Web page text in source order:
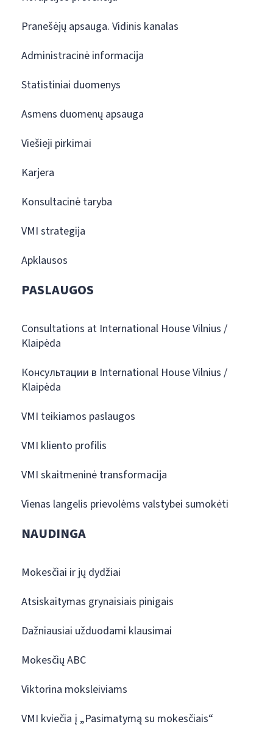
Pranešėjų apsauga. Vidinis kanalas
Administracinė informacija
Statistiniai duomenys
Asmens duomenų apsauga
Viešieji pirkimai
Karjera
Konsultacinė taryba
VMI strategija
Apklausos
PASLAUGOS
Consultations at International House Vilnius /
Klaipėda
Консультации в International House Vilnius /
Klaipėda
VMI teikiamos paslaugos
VMI kliento profilis
VMI skaitmeninė transformacija
Vienas langelis prievolėms valstybei sumokėti
NAUDINGA
Mokesčiai ir jų dydžiai
Atsiskaitymas grynaisiais pinigais
Dažniausiai užduodami klausimai
Mokesčių ABC
Viktorina moksleiviams
VMI kviečia į „Pasimatymą su mokesčiais“